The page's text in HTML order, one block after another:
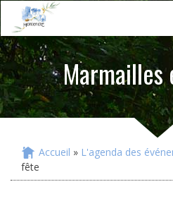
Vous êtes ici
Accueil » L'agenda des
fête